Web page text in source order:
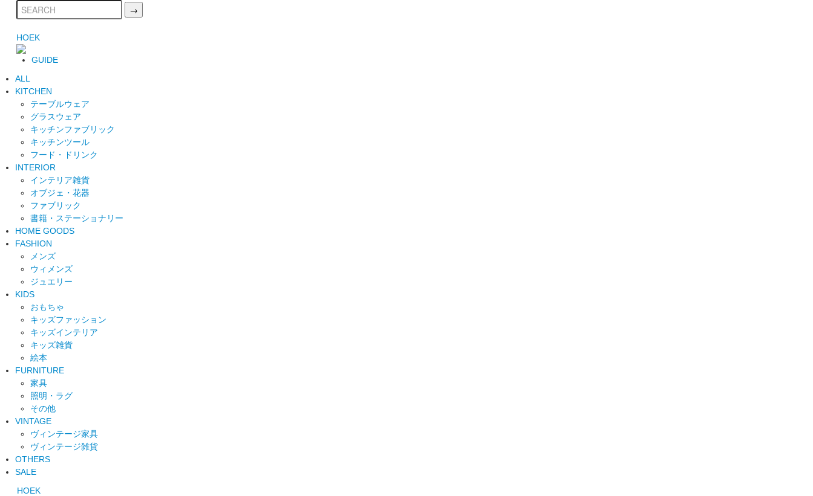
HOEK
GUIDE
ALL
KITCHEN
テーブルウェア
グラスウェア
キッチンファブリック
キッチンツール
フード・ドリンク
INTERIOR
インテリア雑貨
オブジェ・花器
ファブリック
書籍・ステーショナリー
HOME GOODS
FASHION
メンズ
ウィメンズ
ジュエリー
KIDS
おもちゃ
キッズファッション
キッズインテリア
キッズ雑貨
絵本
FURNITURE
家具
照明・ラグ
その他
VINTAGE
ヴィンテージ家具
ヴィンテージ雑貨
OTHERS
SALE
HOEK